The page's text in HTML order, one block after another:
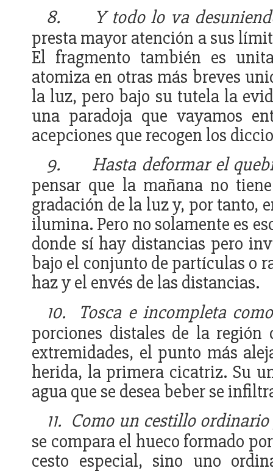
8.
Y todo lo va
presta mayor atención a sus
El fragmento también es
atomiza en otras más breves
la luz, pero bajo su tutela la
una paradoja que vayamos
acepciones que recogen los
9.
Hasta deformar el
pensar que la mañana no
gradación de la luz y, por tanto,
ilumina. Pero no solamente es
donde sí hay distancias pero
bajo el conjunto de partículas o
haz y el envés de las distancias.
10.
Tosca e incompleta
porciones distales de la
extremidades, el punto más
herida, la primera cicatriz. Su
agua que se desea beber se
11. Como un cestillo
se compara el hueco formado
cesto especial, sino uno